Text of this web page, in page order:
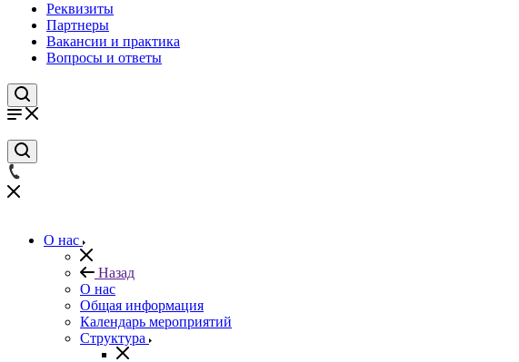
Реквизиты
Партнеры
Вакансии и практика
Вопросы и ответы
О нас
Назад
О нас
Общая информация
Календарь мероприятий
Структура